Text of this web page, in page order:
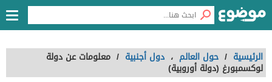
الرئيسية / حول العالم ، دول أجنبية / معلومات عن دولة
لوكسمبورغ (دولة أوروبية)